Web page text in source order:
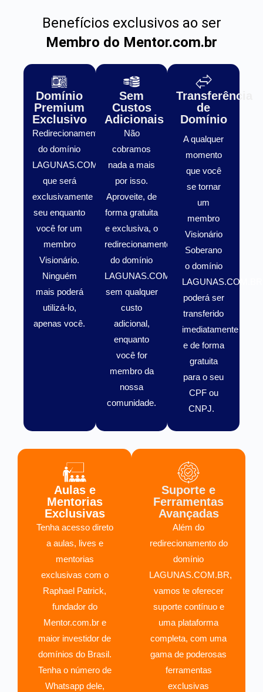
Benefícios exclusivos ao ser
Membro do Mentor.com.br
Domínio
Premium
Exclusivo
Redirecionamento
do domínio
LAGUNAS.COM.BR
que será
exclusivamente
seu enquanto
você for um
membro
Visionário.
Ninguém
mais poderá
utilizá-lo,
apenas você.
Sem
Custos
Adicionais
Não
cobramos
nada a mais
por isso.
Aproveite, de
forma gratuita
e exclusiva, o
redirecionamento
do domínio
LAGUNAS.COM.BR
sem qualquer
custo
adicional,
enquanto
você for
membro da
nossa
comunidade.
Transferência
de
Domínio
A qualquer
momento
que você
se tornar
um
membro
Visionário
Soberano
o domínio
LAGUNAS.COM.BR
poderá ser
transferido
imediatamente
e de forma
gratuita
para o seu
CPF ou
CNPJ.
Aulas e
Mentorias
Exclusivas
Tenha acesso direto
a aulas, lives e
mentorias
exclusivas com o
Raphael Patrick,
fundador do
Mentor.com.br e
maior investidor de
domínios do Brasil.
Tenha o número de
Whatsapp dele,
Suporte e
Ferramentas
Avançadas
Além do
redirecionamento do
domínio
LAGUNAS.COM.BR,
vamos te oferecer
suporte contínuo e
uma plataforma
completa, com uma
gama de poderosas
ferramentas
exclusivas